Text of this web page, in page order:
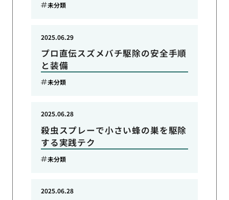
未分類
プロ直伝スズメバチ駆除の安全手順
と装備
2025.06.29
未分類
殺虫スプレーで小さい蜂の巣を駆除
する実践テク
2025.06.28
未分類
2025.06.28